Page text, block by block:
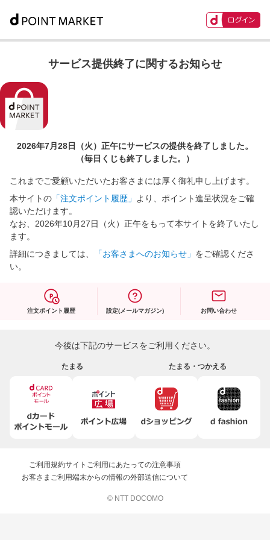
サービス提供終了に関するお知らせ
2026年7月28日（火）正午にサービスの提供を終了しました。
（毎日くじも終了しました。）
これまでご愛顧いただいたお客さまには厚く御礼申し上げます。
本サイトの 「注文ポイント履歴」
より、ポイント進呈状況をご確
認いただけます。
なお、2026年10月27日（火）正午をもって本サイトを終了いたし
ます。
詳細につきましては、
「お客さまへのお知らせ」 をご確認くださ
い。
注文ポイント履歴 設定(メールマガジン) お問い合わせ
今後は下記のサービスをご利用ください。
たまる たまる・つかえる
ご利用規約サイトご利用にあたっての注意事項
お客さまご利用端末からの情報の外部送信について
© NTT DOCOMO